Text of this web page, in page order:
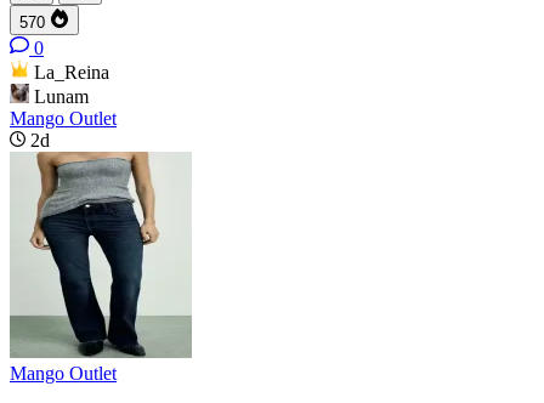
570
0
La_Reina
Lunam
Mango Outlet
2d
Mango Outlet